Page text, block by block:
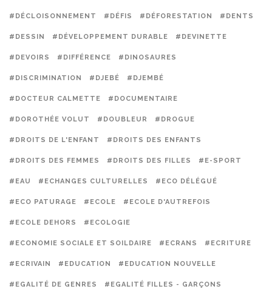
#DÉCLOISONNEMENT #DÉFIS #DÉFORESTATION #DENTS
#DESSIN #DÉVELOPPEMENT DURABLE #DEVINETTE
#DEVOIRS #DIFFÉRENCE #DINOSAURES
#DISCRIMINATION #DJEBÉ #DJEMBÉ
#DOCTEUR CALMETTE #DOCUMENTAIRE
#DOROTHÉE VOLUT #DOUBLEUR #DROGUE
#DROITS DE L'ENFANT #DROITS DES ENFANTS
#DROITS DES FEMMES #DROITS DES FILLES #E-SPORT
#EAU #ECHANGES CULTURELLES #ECO DÉLÉGUÉ
#ECO PATURAGE #ECOLE #ECOLE D'AUTREFOIS
#ECOLE DEHORS #ECOLOGIE
#ECONOMIE SOCIALE ET SOILDAIRE #ECRANS #ECRITURE
#ECRIVAIN #EDUCATION #EDUCATION NOUVELLE
#EGALITÉ DE GENRES #EGALITÉ FILLES - GARÇONS